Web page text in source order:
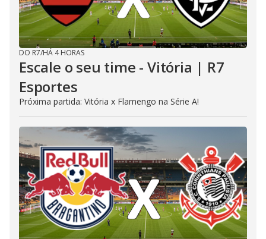
DO R7/HÁ 4 HORAS
Escale o seu time - Vitória | R7
Esportes
Próxima partida: Vitória x Flamengo na Série A!